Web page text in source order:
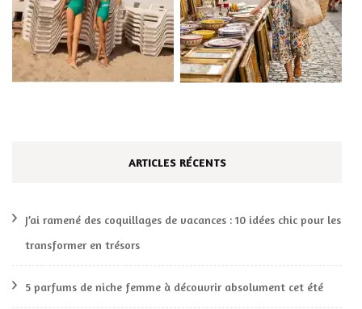
ARTICLES RÉCENTS
J’ai ramené des coquillages de vacances : 10 idées chic pour les
transformer en trésors
5 parfums de niche femme à découvrir absolument cet été